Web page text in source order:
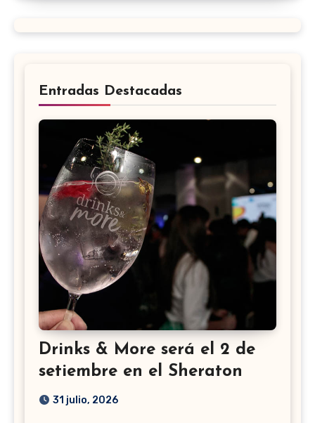
Entradas Destacadas
Drinks & More será el 2 de
setiembre en el Sheraton
31 julio, 2026